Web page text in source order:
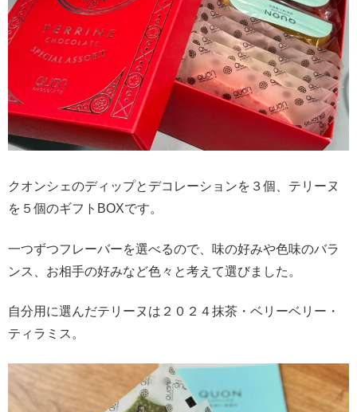
クオンシェのディップとデコレーションを３個、テリーヌ
を５個のギフトBOXです。
一つずつフレーバーを選べるので、味の好みや色味のバラ
ンス、お相手の好みなど色々と考えて選びました。
自分用に選んだテリーヌは２０２４抹茶・ベリーベリー・
ティラミス。